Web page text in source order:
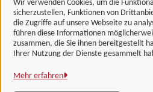
Wir verwenden Cookies, um die
sicherzustellen, Funktionen von
die Zugriffe auf unsere Webseite zu
führen diese Informationen
zusammen, die Sie ihnen bereitgestellt
Ihrer Nutzung der Dienste gesammelt
Mehr erfahren
Landkreis Göttingen
Alle Rechte vorbehalten